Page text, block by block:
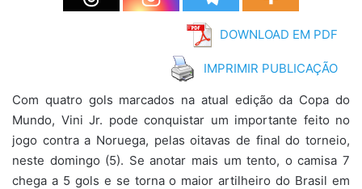
DOWNLOAD EM PDF
IMPRIMIR PUBLICAÇÃO
Com quatro gols marcados na atual edição da Copa do
Mundo, Vini Jr. pode conquistar um importante feito no
jogo contra a Noruega, pelas oitavas de final do torneio,
neste domingo (5). Se anotar mais um tento, o camisa 7
chega a 5 gols e se torna o maior artilheiro do Brasil em